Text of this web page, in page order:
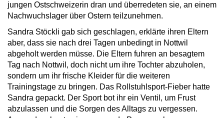
jungen Ostschweizerin dran und überredeten sie, an einem
Nachwuchslager über Ostern teilzunehmen.
Sandra Stöckli gab sich geschlagen, erklärte ihren Eltern
aber, dass sie nach drei Tagen unbedingt in Nottwil
abgeholt werden müsse. Die Eltern fuhren an besagtem
Tag nach Nottwil, doch nicht um ihre Tochter abzuholen,
sondern um ihr frische Kleider für die weiteren
Trainingstage zu bringen. Das Rollstuhlsport-Fieber hatte
Sandra gepackt. Der Sport bot ihr ein Ventil, um Frust
abzulassen und die Sorgen des Alltags zu vergessen.